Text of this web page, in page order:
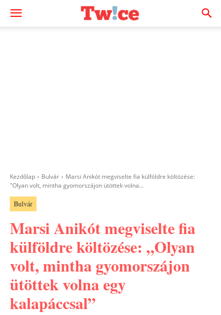
Kezdőlap Bulvár
Marsi Anikót megviselte fia külföldre költözése:
"Olyan volt, mintha gyomorszájon ütöttek volna...
Bulvár
Marsi Anikót megviselte fia
külföldre költözése: „Olyan
volt, mintha gyomorszájon
ütöttek volna egy
kalapáccsal”